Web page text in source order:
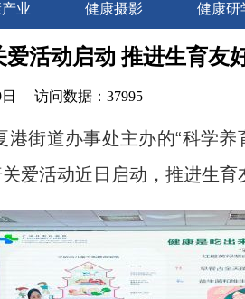
业 健康摄影 健康研
作 商务合作 诚聘英
活动启动 推进生育友
访问数据：37995
街道办事处主办的“科学养
爱活动近日启动，推进生育